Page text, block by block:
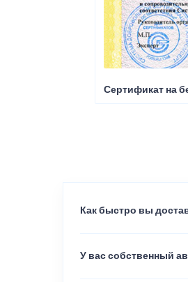
Сертификат на
Как быстро вы
У вас собственный